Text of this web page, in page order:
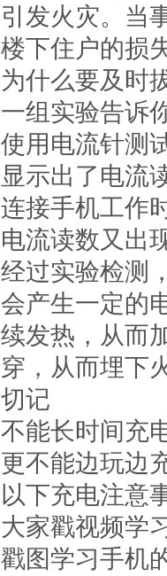
引发火灾。当
楼下住户的损
为什么要及时
一组实验告诉
使用电流针测
显示出了电流
连接手机工作
电流读数又出
经过实验检测
会产生一定的
续发热，从而
穿，从而埋下
切记
不能长时间充
更不能边玩边
以下充电注意
大家戳视频学
戳图学习手机